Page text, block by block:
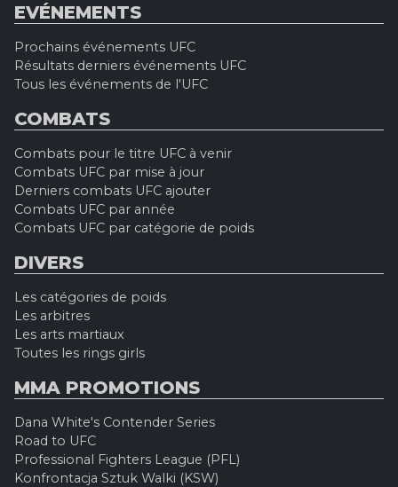
EVÉNEMENTS
Prochains événements UFC
Résultats derniers événements UFC
Tous les événements de l'UFC
COMBATS
Combats pour le titre UFC à venir
Combats UFC par mise à jour
Derniers combats UFC ajouter
Combats UFC par année
Combats UFC par catégorie de poids
DIVERS
Les catégories de poids
Les arbitres
Les arts martiaux
Toutes les rings girls
MMA PROMOTIONS
Dana White's Contender Series
Road to UFC
Professional Fighters League (PFL)
Konfrontacja Sztuk Walki (KSW)